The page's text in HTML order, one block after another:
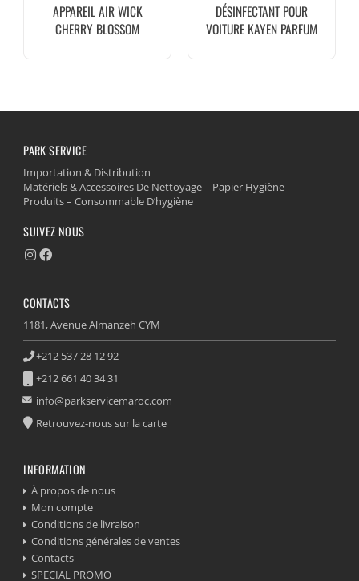
APPAREIL AIR WICK
CHERRY BLOSSOM
DÉSINFECTANT POUR
VOITURE KAYEN PARFUM
PARK SERVICE
Importation & Distribution
Matériels & Accessoires De Nettoyage – Papier Hygiène
Produits – Consommable D’hygiène
SUIVEZ NOUS
CONTACTS
1181, Avenue Almanzeh CYM
+212 537 28 12 92
+212 661 40 34 31
info@parkservicemaroc.com
Retrouvez-nous sur la carte
INFORMATION
À propos de nous
Mon compte
Conditions de livraison
Conditions générales de ventes
Contacts
SPECIAL PROMO